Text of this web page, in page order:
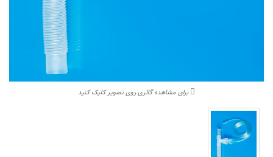
برای مشاهده گالری روی تصویر کلیک کنید